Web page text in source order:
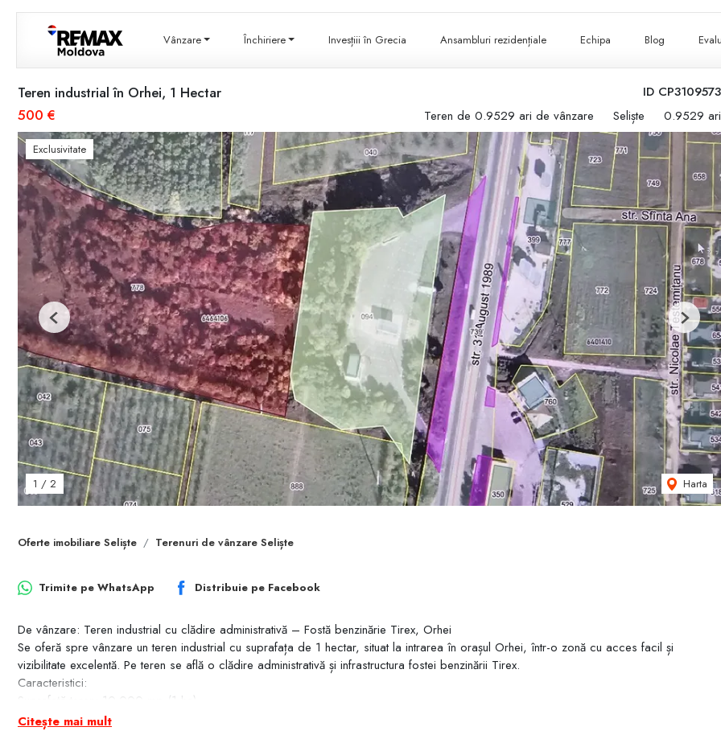
Vânzare Închiriere Invesțiii în Grecia Ansambluri rezidențiale Echipa Blog
ID CP3109573
Teren industrial în Orhei, 1 Hectar
500 €
Teren de 0.9529 ari de vânzare Seliște 0.9529 ari
Exclusivitate
1 / 2 Harta
Previous Next
Oferte imobiliare Seliște Terenuri de vânzare Seliște
Trimite pe WhatsApp Distribuie pe Facebook
De vânzare: Teren industrial cu clădire administrativă – Fostă benzinărie Tirex, Orhei
Se oferă spre vânzare un teren industrial cu suprafața de 1 hectar, situat la intrarea în orașul Orhei, într-o zonă cu acces facil și
vizibilitate excelentă. Pe teren se află o clădire administrativă și infrastructura fostei benzinării Tirex.
Caracteristici:
Suprafață teren: 10.000 mp (1 ha)
Destinație: industrială/comercială
Citește mai mult